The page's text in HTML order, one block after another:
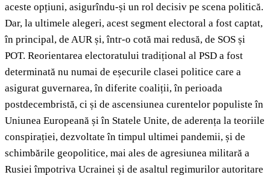
aceste opțiuni, asigurîndu-și un rol decisiv pe scena politică.
Dar, la ultimele alegeri, acest segment electoral a fost captat,
în principal, de AUR și, într-o cotă mai redusă, de SOS și
POT. Reorientarea electoratului tradițional al PSD a fost
determinată nu numai de eșecurile clasei politice care a
asigurat guvernarea, în diferite coaliții, în perioada
postdecembristă, ci și de ascensiunea curentelor populiste în
Uniunea Europeană și în Statele Unite, de aderența la teoriile
conspirației, dezvoltate în timpul ultimei pandemii, și de
schimbările geopolitice, mai ales de agresiunea militară a
Rusiei împotriva Ucrainei și de asaltul regimurilor autoritare